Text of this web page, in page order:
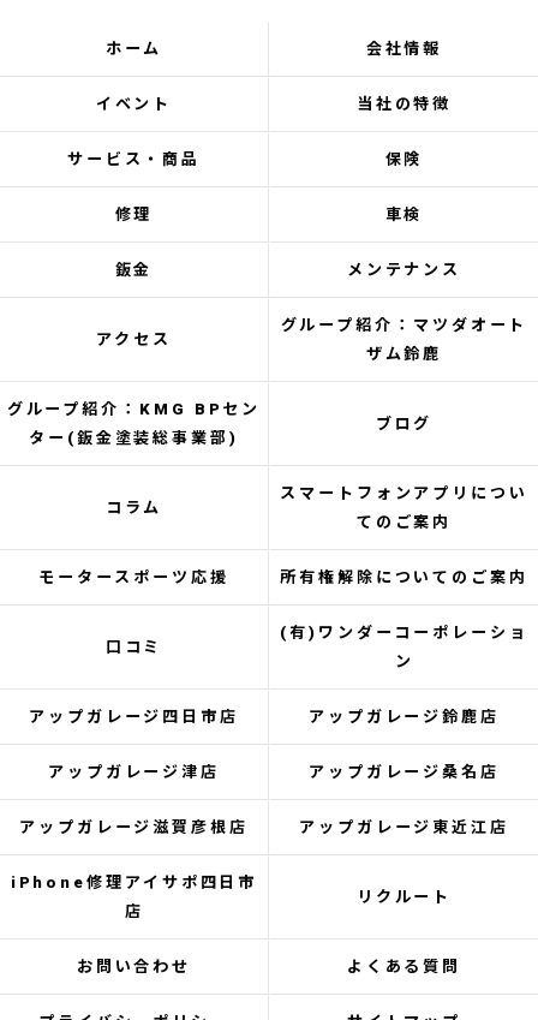
ホーム 会社情報
イベント 当社の特徴
サービス・商品 保険
修理 車検
鈑金 メンテナンス
アクセス
グループ紹介：マツダオート
ザム鈴鹿
グループ紹介：KMG BPセン
ター(鈑金塗装総事業部)
ブログ
コラム
スマートフォンアプリについ
てのご案内
モータースポーツ応援 所有権解除についてのご案内
口コミ
(有)ワンダーコーポレーショ
ン
アップガレージ四日市店 アップガレージ鈴鹿店
アップガレージ津店 アップガレージ桑名店
アップガレージ滋賀彦根店 アップガレージ東近江店
iPhone修理アイサポ四日市
店
リクルート
お問い合わせ よくある質問